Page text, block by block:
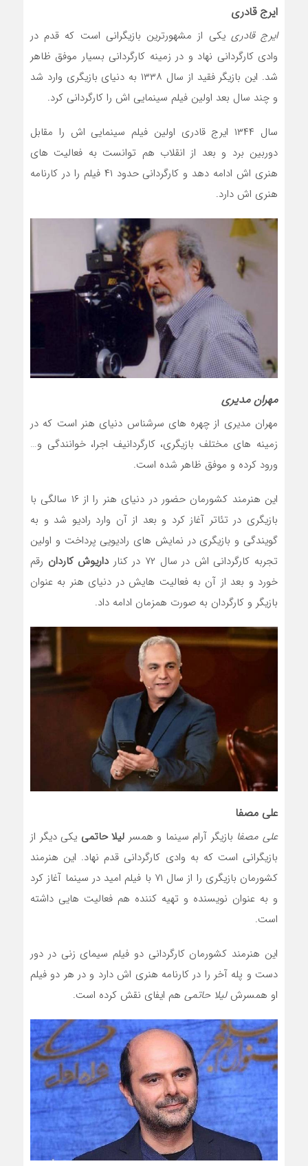
ایرج قادری
ایرج قادری یکی از مشهورترین بازیگرانی است که قدم در
وادی کارگردانی نهاد و در زمینه کارگردانی بسیار موفق ظاهر
شد. این بازیگر فقید از سال ۱۳۳۸ به دنیای بازیگری وارد شد
و چند سال بعد اولین فیلم سینمایی اش را کارگردانی کرد.
سال ۱۳۴۴ ایرج قادری اولین فیلم سینمایی اش را مقابل
دوربین برد و بعد از انقلاب هم توانست به فعالیت های
هنری اش ادامه دهد و کارگردانی حدود ۴۱ فیلم را در کارنامه
هنری اش دارد.
مهران مدیری
مهران مدیری از چهره های سرشناس دنیای هنر است که در
زمینه های مختلف بازیگری، کارگردانیف اجرا، خوانندگی و…
ورود کرده و موفق ظاهر شده است.
این هنرمند کشورمان حضور در دنیای هنر را از ۱۶ سالگی با
بازیگری در تئاتر آغاز کرد و بعد از آن وارد رادیو شد و به
گویندگی و بازیگری در نمایش های رادیویی پرداخت و اولین
تجربه کارگردانی اش در سال ۷۲ در کنار
داریوش کاردان رقم
خورد و بعد از آن به فعالیت هایش در دنیای هنر به عنوان
بازیگر و کارگردان به صورت همزمان ادامه داد.
علی مصفا
علی مصفا بازیگر آرام سینما و همسر لیلا حاتمی یکی دیگر از
بازیگرانی است که به وادی کارگردانی قدم نهاد. این هنرمند
کشورمان بازیگری را از سال ۷۱ با فیلم امید در سینما آغاز کرد
و به عنوان نویسنده و تهیه کننده هم فعالیت هایی داشته
است.
این هنرمند کشورمان کارگردانی دو فیلم سیمای زنی در دور
دست و پله آخر را در کارنامه هنری اش دارد و در هر دو فیلم
او همسرشلیلا حاتمی هم ایفای نقش کرده است.